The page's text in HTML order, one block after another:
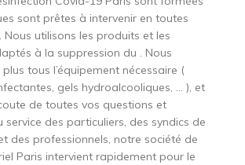
sont prêtes à intervenir en toutes
Nous utilisons les produits et les
à la suppression du . Nous
tous l’équipement nécessaire (
gels hydroalcooliques, … ), et
de toutes vos questions et
service des particuliers, des syndics de
des professionnels, notre société de
Paris intervient rapidement pour le